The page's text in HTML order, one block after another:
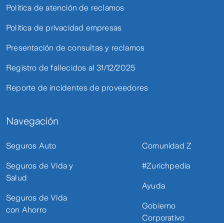
Política de atención de reclamos
Política de privacidad empresas
Presentación de consultas y reclamos
Registro de fallecidos al 31/12/2025
Reporte de incidentes de proveedores
Navegación
Seguros Auto
Seguros de Vida y
Salud
Seguros de Vida
con Ahorro
Comunidad Z
#Zurichpedia
Ayuda
Gobierno
Corporativo